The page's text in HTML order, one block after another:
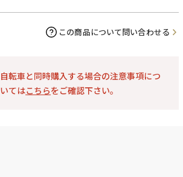
この商品について問い合わせる
自転車と同時購入する場合の注意事項につ
いてはこちらをご確認下さい。